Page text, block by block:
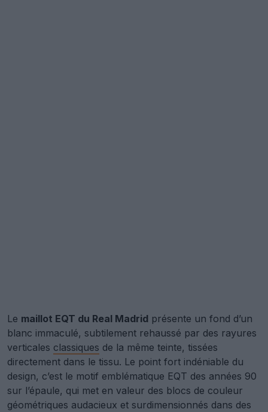
Le maillot EQT du Real Madrid présente un fond d’un
blanc immaculé, subtilement rehaussé par des rayures
verticales classiques de la même teinte, tissées
directement dans le tissu. Le point fort indéniable du
design, c’est le motif emblématique EQT des années 90
sur l’épaule, qui met en valeur des blocs de couleur
géométriques audacieux et surdimensionnés dans des